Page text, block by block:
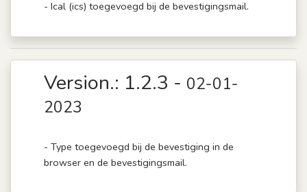
- Ical (ics) toegevoegd bij de bevestigingsmail.
Version.: 1.2.3 - 02-01-
2023
- Type toegevoegd bij de bevestiging in de
browser en de bevestigingsmail.